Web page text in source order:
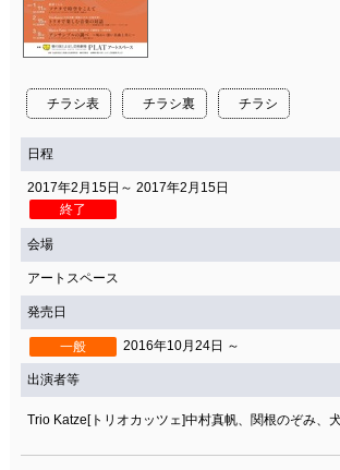
チラシ表 チラシ裏 チラシ
日程
2017年2月15日～ 2017年2月15日
終了
会場
アートスペース
発売日
一般 2016年10月24日 ～
出演者等
Trio Katze[トリオカッツェ]中村真帆、関根のぞみ、